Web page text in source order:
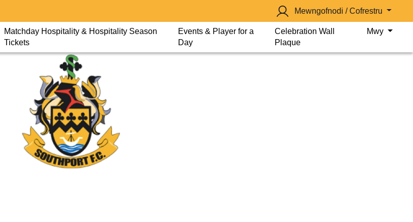
Mewngofnodi / Cofrestru
Matchday Hospitality & Hospitality Season
Tickets
Events & Player for a
Day
Celebration Wall
Plaque
Mwy